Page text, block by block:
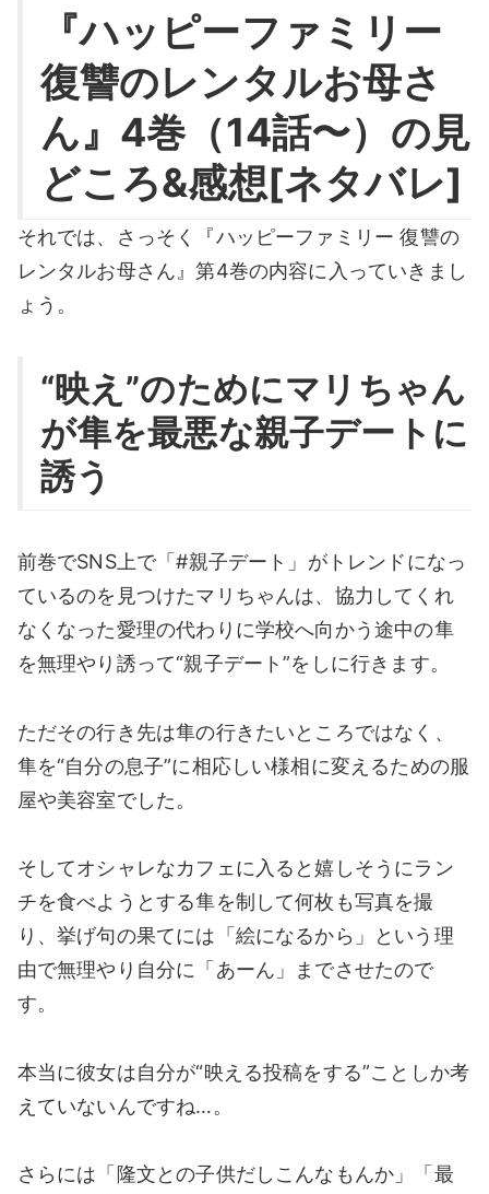
『ハッピーファミリー
復讐のレンタルお母さ
ん』4巻（14話〜）の見
どころ&感想[ネタバレ]
それでは、さっそく『ハッピーファミリー 復讐の
レンタルお母さん』第4巻の内容に入っていきまし
ょう。
“映え”のためにマリちゃん
が隼を最悪な親子デートに
誘う
前巻でSNS上で「#親子デート」がトレンドになっ
ているのを見つけたマリちゃんは、協力してくれ
なくなった愛理の代わりに学校へ向かう途中の隼
を無理やり誘って“親子デート”をしに行きます。
ただその行き先は隼の行きたいところではなく、
隼を“自分の息子”に相応しい様相に変えるための服
屋や美容室でした。
そしてオシャレなカフェに入ると嬉しそうにラン
チを食べようとする隼を制して何枚も写真を撮
り、挙げ句の果てには「絵になるから」という理
由で無理やり自分に「あーん」までさせたので
す。
本当に彼女は自分が“映える投稿をする”ことしか考
えていないんですね…。
さらには「隆文との子供だしこんなもんか」「最